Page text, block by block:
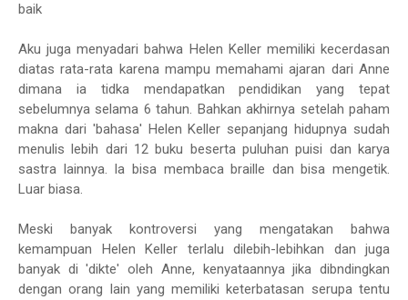
baik
Aku juga menyadari bahwa Helen Keller memiliki kecerdasan
diatas rata-rata karena mampu memahami ajaran dari Anne
dimana ia tidka mendapatkan pendidikan yang tepat
sebelumnya selama 6 tahun. Bahkan akhirnya setelah paham
makna dari 'bahasa' Helen Keller sepanjang hidupnya sudah
menulis lebih dari 12 buku beserta puluhan puisi dan karya
sastra lainnya. Ia bisa membaca braille dan bisa mengetik.
Luar biasa.
Meski banyak kontroversi yang mengatakan bahwa
kemampuan Helen Keller terlalu dilebih-lebihkan dan juga
banyak di 'dikte' oleh Anne, kenyataannya jika dibndingkan
dengan orang lain yang memiliki keterbatasan serupa tentu